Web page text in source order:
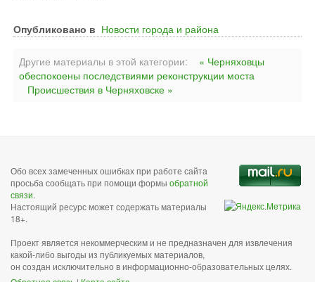
Опубликовано в Новости города и района
Другие материалы в этой категории:
« Черняховцы
обеспокоены последствиями реконструкции моста
Происшествия в Черняховске »
Обо всех замеченных ошибках при работе сайта
просьба сообщать при помощи формы обратной
связи.
Настоящий ресурс может содержать материалы
18+.
Проект является некоммерческим и не предназначен для извлечения
какой-либо выгоды из публикуемых материалов,
он создан исключительно в информационно-образовательных целях.